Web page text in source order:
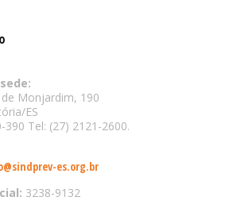
Monjardim, 190
ES
390 Tel: (27) 2121-2600.
es.org.br
3238-9132